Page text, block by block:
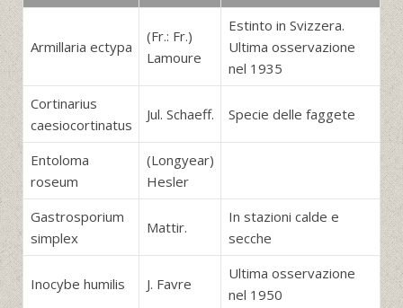
Armillaria ectypa
(Fr.: Fr.)
Lamoure
Estinto in Svizzera.
Ultima osservazione
nel 1935
Cortinarius
caesiocortinatus
Jul. Schaeff. Specie delle faggete
Entoloma
roseum
(Longyear)
Hesler
Gastrosporium
simplex
Mattir.
In stazioni calde e
secche
Inocybe humilis J. Favre
Ultima osservazione
nel 1950